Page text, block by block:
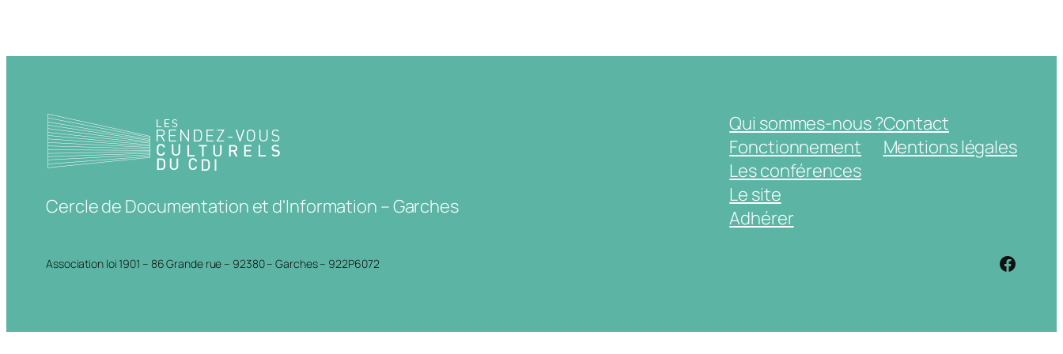
Cercle de Documentation et d'Information – Garches
Qui sommes-nous ?
Fonctionnement
Les conférences
Le site
Adhérer
Contact
Mentions légales
Association loi 1901 – 86 Grande rue – 92380 – Garches – 922P6072